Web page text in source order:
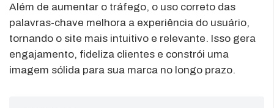
Além de aumentar o tráfego, o uso correto das
palavras-chave melhora a experiência do usuário,
tornando o site mais intuitivo e relevante. Isso gera
engajamento, fideliza clientes e constrói uma
imagem sólida para sua marca no longo prazo.